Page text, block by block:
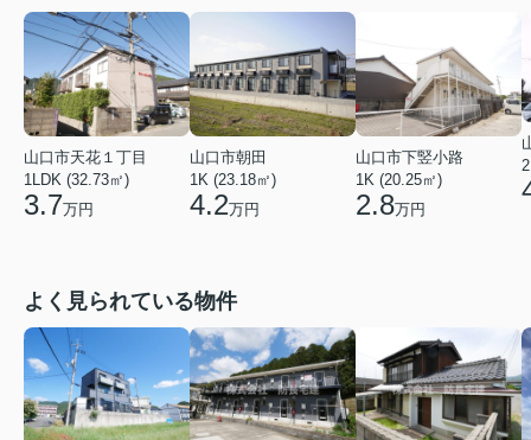
山口市天花１丁目
1LDK (32.73㎡)
3.7万円
山口市朝田
1K (23.18㎡)
4.2万円
山口市下竪小路
1K (20.25㎡)
2.8万円
よく見られている物件